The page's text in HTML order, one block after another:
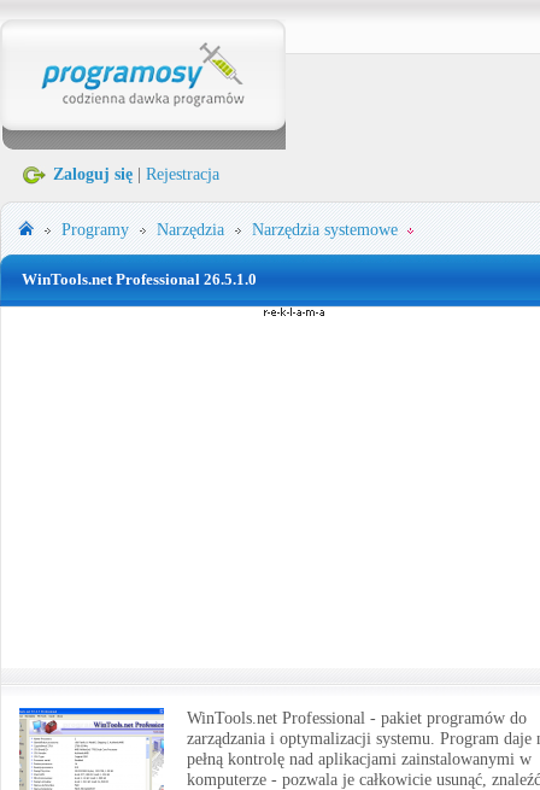
Zaloguj się Rejestracja
Programy Narzędzia Narzędzia systemowe
WinTools.net Professional 26.5.1.0
WinTools.net Professional - pakiet programów do
zarządzania i optymalizacji systemu. Program daje
pełną kontrolę nad aplikacjami zainstalowanymi w
komputerze - pozwala je całkowicie usunąć,